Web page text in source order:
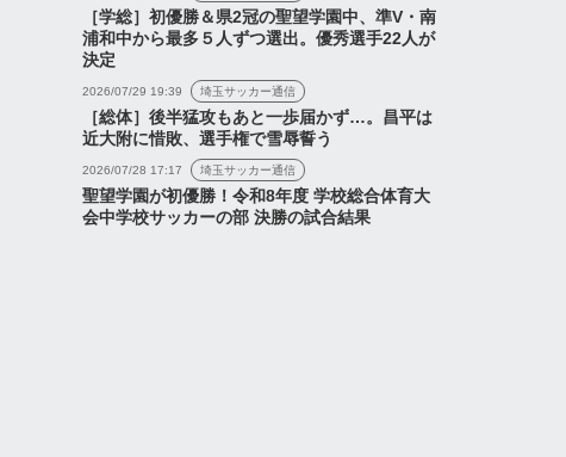
［学総］初優勝＆県2冠の聖望学園中、準V・南
浦和中から最多５人ずつ選出。優秀選手22人が
決定
2026/07/29 19:39 埼玉サッカー通信
［総体］後半猛攻もあと一歩届かず…。昌平は
近大附に惜敗、選手権で雪辱誓う
2026/07/28 17:17 埼玉サッカー通信
聖望学園が初優勝！令和8年度 学校総合体育大
会中学校サッカーの部 決勝の試合結果